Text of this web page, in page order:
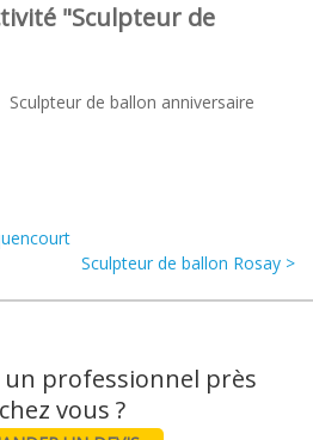
"Sculpteur de
Sculpteur de ballon anniversaire
Sculpteur de ballon Rosay >
un professionnel près